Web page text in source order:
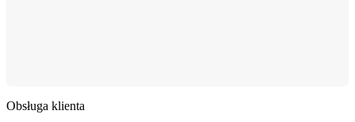
Obsługa klienta